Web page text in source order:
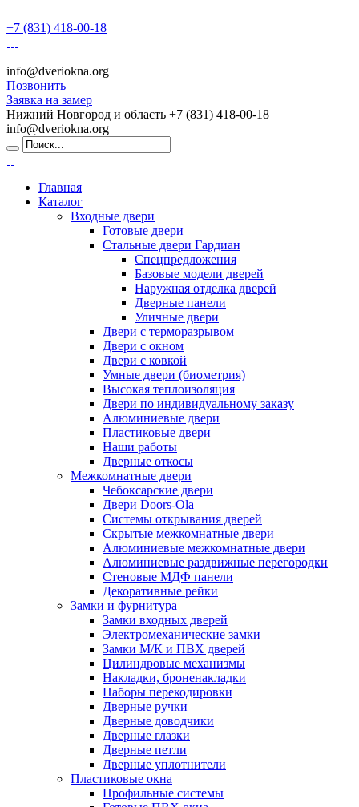
+7 (831) 418-00-18
info@dveriokna.org
Позвонить
Заявка на замер
Нижний Новгород и область +7 (831) 418-00-18
info@dveriokna.org
Главная
Каталог
Входные двери
Готовые двери
Стальные двери Гардиан
Спецпредложения
Базовые модели дверей
Наружная отделка дверей
Дверные панели
Уличные двери
Двери с терморазрывом
Двери с окном
Двери с ковкой
Умные двери (биометрия)
Высокая теплоизоляция
Двери по индивидуальному заказу
Алюминиевые двери
Пластиковые двери
Наши работы
Дверные откосы
Межкомнатные двери
Чебоксарские двери
Двери Doors-Ola
Системы открывания дверей
Скрытые межкомнатные двери
Алюминиевые межкомнатные двери
Алюминиевые раздвижные перегородки
Стеновые МДФ панели
Декоративные рейки
Замки и фурнитура
Замки входных дверей
Электромеханические замки
Замки М/К и ПВХ дверей
Цилиндровые механизмы
Накладки, броненакладки
Наборы перекодировки
Дверные ручки
Дверные доводчики
Дверные глазки
Дверные петли
Дверные уплотнители
Пластиковые окна
Профильные системы